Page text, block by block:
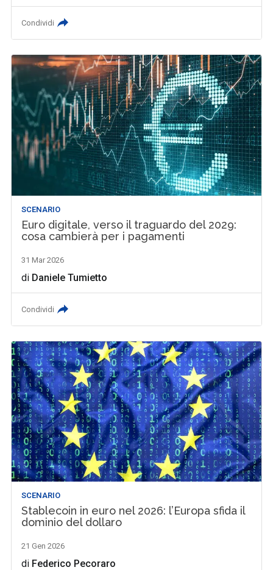
Condividi
SCENARIO
Euro digitale, verso il traguardo del 2029:
cosa cambierà per i pagamenti
31 Mar 2026
di Daniele Tumietto
Condividi
SCENARIO
Stablecoin in euro nel 2026: l’Europa sfida il
dominio del dollaro
21 Gen 2026
di Federico Pecoraro